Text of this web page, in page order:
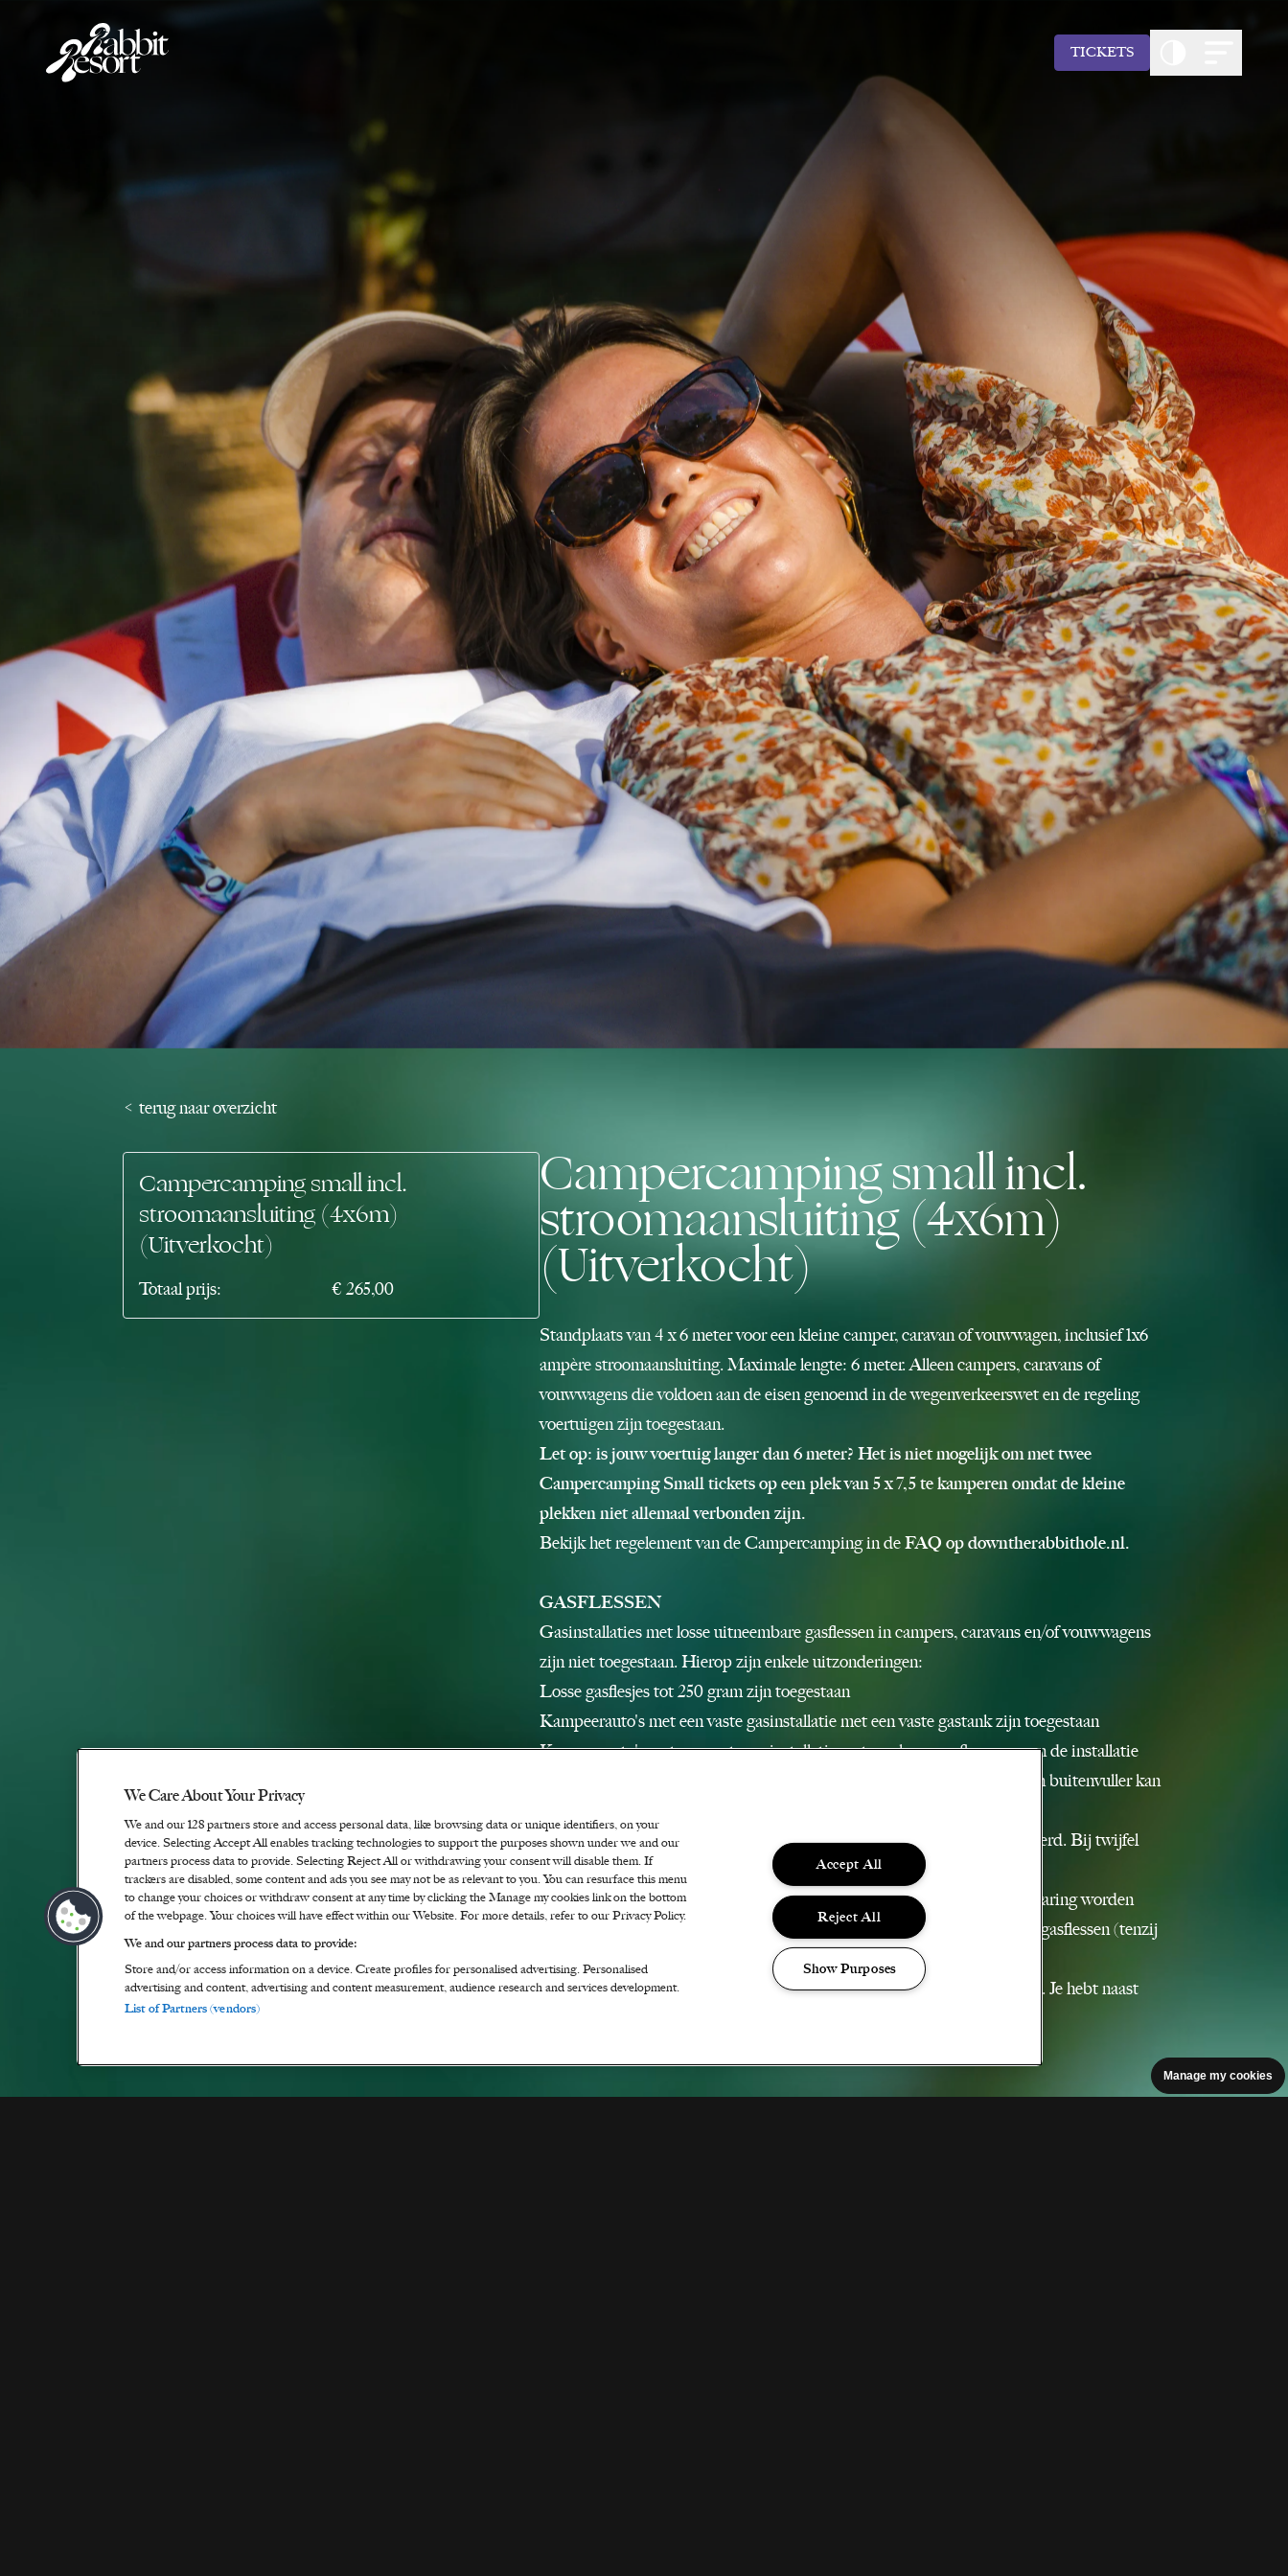
TICKETS
< terug naar overzicht
Campercamping small incl.
stroomaansluiting (4x6m)
(Uitverkocht)
Standplaats van 4 x 6 meter voor een kleine camper, caravan of vouwwagen, inclusief 1x6
ampère stroomaansluiting. Maximale lengte: 6 meter. Alleen campers, caravans of
vouwwagens die voldoen aan de eisen genoemd in de wegenverkeerswet en de regeling
voertuigen zijn toegestaan.
Let op: is jouw voertuig langer dan 6 meter? Het is niet mogelijk om met twee
Campercamping Small tickets op een plek van 5 x 7,5 te kamperen omdat de kleine
plekken niet allemaal verbonden zijn.
Bekijk het regelement van de Campercamping in deFAQ op downtherabbithole.nl.
GASFLESSEN
Gasinstallaties met losse uitneembare gasflessen in campers, caravans en/of vouwwagens
zijn niet toegestaan. Hierop zijn enkele uitzonderingen:
Losse gasflesjes tot 250 gram zijn toegestaan
Kampeerauto's met een vaste gasinstallatie met een vaste gastank zijn toegestaan
Kampeerauto's met een vaste gasinstallatie met een losse gasfles, waarvan de installatie
niet ontworpen is om gasflessen te verwijderen en de gasfles enkel via een buitenvuller kan
De vaste gasinstallatie wordt bij aankomst op deugdelijkheid gecontroleerd. Bij twijfel
beslist de organisatie.
Gasflessen die verwijderd dienen te worden, kunnen bij de entree in bewaring worden
genomen. Dit is op eigen risico. Zorg er daarom voor dat je zonder losse gasflessen (tenzij
lichter dan 250 gram) naar DTRH komt.
Let op: Een festivalticket is niet inbegrepen bij een campercampingplek. Je hebt naast
Campercamping small incl.
stroomaansluiting (4x6m)
(Uitverkocht)
Totaal prijs: € 265,00
Manage my cookies
We Care About Your Privacy
We and our 128 partners store and access personal data, like browsing data or unique identifiers, on your
device. Selecting Accept All enables tracking technologies to support the purposes shown under we and our
partners process data to provide. Selecting Reject All or withdrawing your consent will disable them. If
trackers are disabled, some content and ads you see may not be as relevant to you. You can resurface this menu
to change your choices or withdraw consent at any time by clicking the Manage my cookies link on the bottom
of the webpage. Your choices will have effect within our Website. For more details, refer to our Privacy Policy.
We and our partners process data to provide:
Store and/or access information on a device. Create profiles for personalised advertising. Personalised
advertising and content, advertising and content measurement, audience research and services development.
List of Partners (vendors)
Accept All
Reject All
Show Purposes